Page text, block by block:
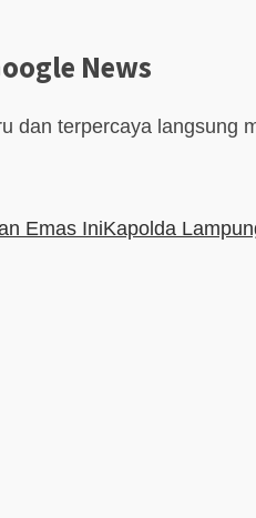
News
dan terpercaya langsung
Emas IniKapolda